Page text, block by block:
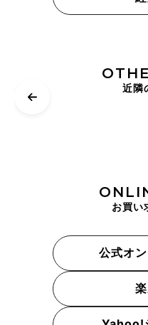
近隣
お買い
公式オ